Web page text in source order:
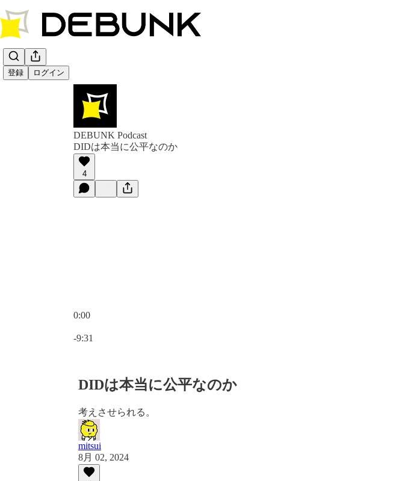
登録 ログイン
DEBUNK Podcast
DIDは本当に公平なのか
4
0:00
-9:31
DIDは本当に公平なのか
考えさせられる。
mitsui
8月 02, 2024